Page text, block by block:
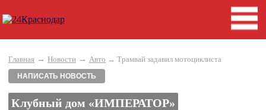
Главная → Новости → Авто → Трамвай задавил мотоциклиста
НАПИСАТЬ НОВОСТЬ
Клубный дом «ИМПЕРАТОР»